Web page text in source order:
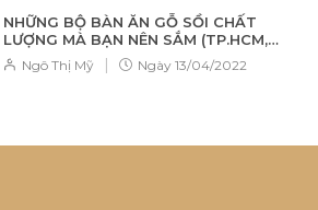
NHỮNG BỘ BÀN ĂN GỖ SỒI CHẤT
LƯỢNG MÀ BẠN NÊN SẮM (TP.HCM,
BIÊN HÒA, BÌNH DƯƠNG)
Ngô Thị Mỹ | Ngày 13/04/2022